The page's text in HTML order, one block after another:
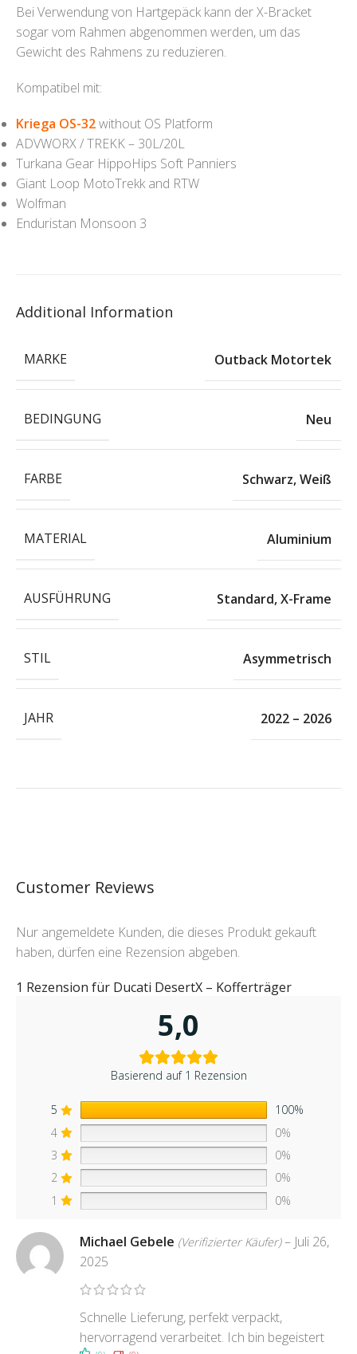
Bei Verwendung von Hartgepäck kann der X-Bracket
sogar vom Rahmen abgenommen werden, um das
Gewicht des Rahmens zu reduzieren.
Kompatibel mit:
Kriega OS-32without OS Platform
ADVWORX / TREKK – 30L/20L
Turkana Gear HippoHips Soft Panniers
Giant Loop MotoTrekk and RTW
Wolfman
Enduristan Monsoon 3
Additional Information
MARKE Outback Motortek
BEDINGUNG Neu
FARBE Schwarz,Weiß
MATERIAL Aluminium
AUSFÜHRUNG Standard,X-Frame
STIL Asymmetrisch
JAHR 2022 – 2026
Customer Reviews
1 Rezension für Ducati DesertX – Kofferträger
5,0
Basierend auf 1 Rezension
5
100%
4
0%
3
0%
2
0%
1
0%
Michael Gebele (Verifizierter Käufer) – Juli 26,
2025
Schnelle Lieferung, perfekt verpackt,
hervorragend verarbeitet. Ich bin begeistert
Nur angemeldete Kunden, die dieses Produkt gekauft
haben, dürfen eine Rezension abgeben.